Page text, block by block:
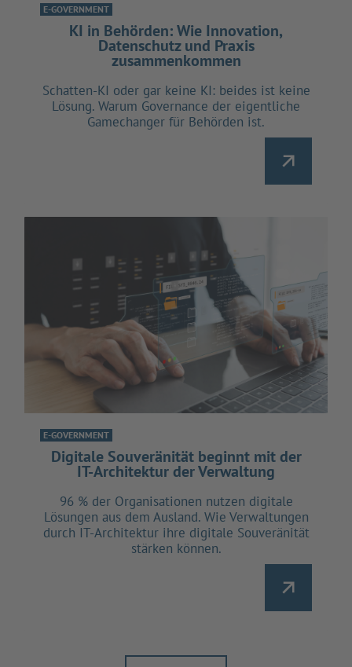
E-GOVERNMENT
KI in Behörden: Wie Innovation,
Datenschutz und Praxis
zusammenkommen
Schatten-KI oder gar keine KI: beides ist keine
Lösung. Warum Governance der eigentliche
Gamechanger für Behörden ist.
E-GOVERNMENT
Digitale Souveränität beginnt mit der
IT-Architektur der Verwaltung
96 % der Organisationen nutzen digitale
Lösungen aus dem Ausland. Wie Verwaltungen
durch IT-Architektur ihre digitale Souveränität
stärken können.